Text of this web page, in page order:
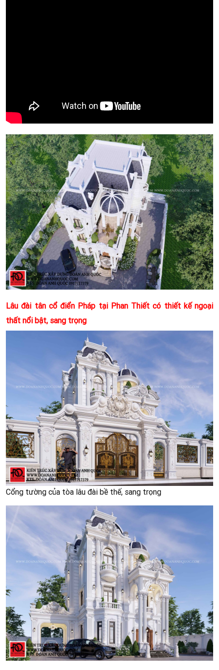
Lâu đài tân cổ điển Pháp tại Phan Thiết có thiết kế ngoại
thất nổi bật, sang trọng
Cổng tường của tòa lâu đài bề thế, sang trọng